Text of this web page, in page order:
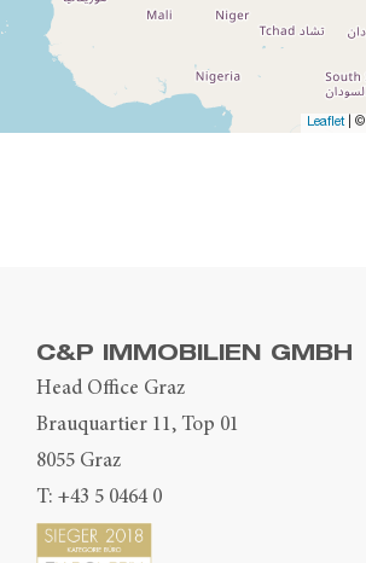
Leaflet| ©
C&P IMMOBILIEN GMBH
Head Office Graz
Brauquartier 11, Top 01
8055 Graz
T: +43 5 0464 0